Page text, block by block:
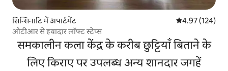
सिन्सिनाटि में अपार्टमेंट औसत रेटिंग 5 में से
4.97 (124)
ओटीआर से हवादार लॉफ्ट स्टेप्स
समकालीन कला केंद्र के करीब छुट्टियाँ बिताने के
लिए किराए पर उपलब्ध अन्य शानदार जगहें